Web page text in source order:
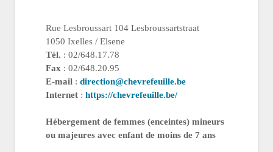
Rue Lesbroussart 104 Lesbroussartstraat
1050 Ixelles / Elsene
Tél. : 02/648.17.78
Fax : 02/648.20.95
E-mail : direction@chevrefeuille.be
Internet : https://chevrefeuille.be/
Hébergement de femmes (enceintes) mineurs
ou majeures avec enfant de moins de 7 ans